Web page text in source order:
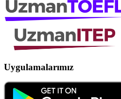
Uygulamalarımız